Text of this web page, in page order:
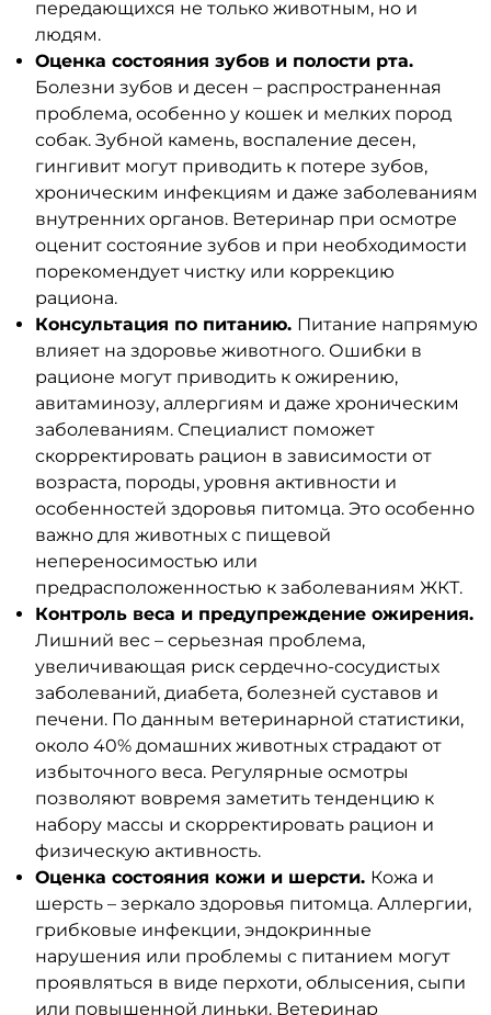
передающихся не только животным, но и
людям.
Оценка состояния зубов и полости рта.
Болезни зубов и десен – распространенная
проблема, особенно у кошек и мелких пород
собак. Зубной камень, воспаление десен,
гингивит могут приводить к потере зубов,
хроническим инфекциям и даже заболеваниям
внутренних органов. Ветеринар при осмотре
оценит состояние зубов и при необходимости
порекомендует чистку или коррекцию
рациона.
Консультация по питанию. Питание напрямую
влияет на здоровье животного. Ошибки в
рационе могут приводить к ожирению,
авитаминозу, аллергиям и даже хроническим
заболеваниям. Специалист поможет
скорректировать рацион в зависимости от
возраста, породы, уровня активности и
особенностей здоровья питомца. Это особенно
важно для животных с пищевой
непереносимостью или
предрасположенностью к заболеваниям ЖКТ.
Контроль веса и предупреждение ожирения.
Лишний вес – серьезная проблема,
увеличивающая риск сердечно-сосудистых
заболеваний, диабета, болезней суставов и
печени. По данным ветеринарной статистики,
около 40% домашних животных страдают от
избыточного веса. Регулярные осмотры
позволяют вовремя заметить тенденцию к
набору массы и скорректировать рацион и
физическую активность.
Оценка состояния кожи и шерсти. Кожа и
шерсть – зеркало здоровья питомца. Аллергии,
грибковые инфекции, эндокринные
нарушения или проблемы с питанием могут
проявляться в виде перхоти, облысения, сыпи
или повышенной линьки. Ветеринар